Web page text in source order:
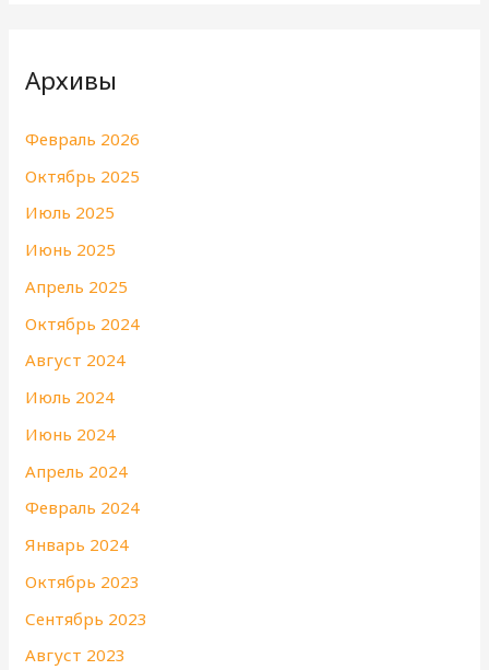
к
Архивы
Февраль 2026
Октябрь 2025
Июль 2025
Июнь 2025
Апрель 2025
Октябрь 2024
Август 2024
Июль 2024
Июнь 2024
Апрель 2024
Февраль 2024
Январь 2024
Октябрь 2023
Сентябрь 2023
Август 2023